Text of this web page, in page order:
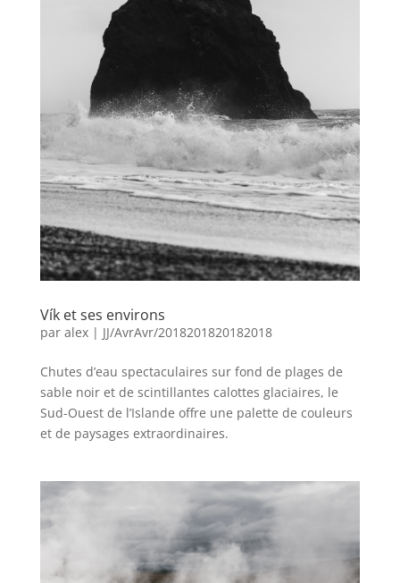
Vík et ses environs
par alex| JJ/AvrAvr/2018201820182018
Chutes d’eau spectaculaires sur fond de plages de
sable noir et de scintillantes calottes glaciaires, le
Sud-Ouest de l’Islande offre une palette de couleurs
et de paysages extraordinaires.